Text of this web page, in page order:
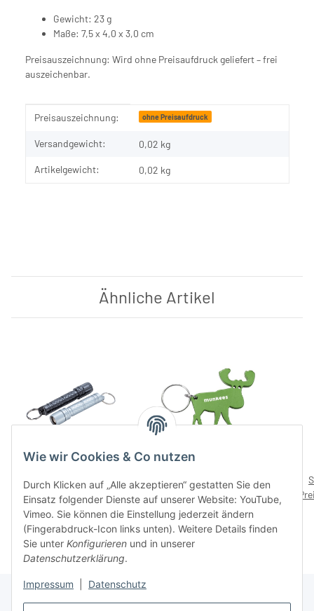
Wie wir Cookies & Co nutzen
Durch Klicken auf „Alle akzeptieren“ gestatten Sie den
Einsatz folgender Dienste auf unserer Website: YouTube,
Vimeo. Sie können die Einstellung jederzeit ändern
(Fingerabdruck-Icon links unten). Weitere Details finden
Sie unter Konfigurieren und in unserer
Datenschutzerklärung.
Impressum Datenschutz
Gewicht: 23 g
Maße: 7,5 x 4,0 x 3,0 cm
Preisauszeichnung: Wird ohne Preisaufdruck geliefert – frei
auszeichenbar.
Produkteigenschaft
Wert
Preisauszeichnung: ohne Preisaufdruck
Versandgewicht: 0,02 kg
Artikelgewicht: 0,02 kg
Ähnliche Artikel
Aluminium Mini
Taschenlampe 1 W – ohne
Preisaufdruck
Preise nach Anmeldung
sichtbar
munkees Flaschenöffner
Elch – ohne Preisaufdruck
Preise nach Anmeldung
sichtbar